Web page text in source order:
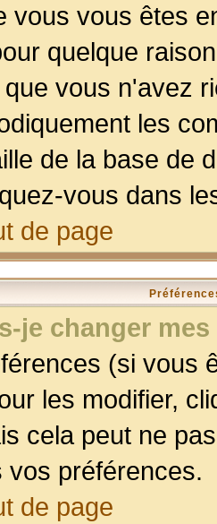
vous vous êtes
quelque
vous n'avez
les
de la base de
vous dans
de page
je changer
(si vous
les modifier,
cela peut ne
vos préférences.
de page